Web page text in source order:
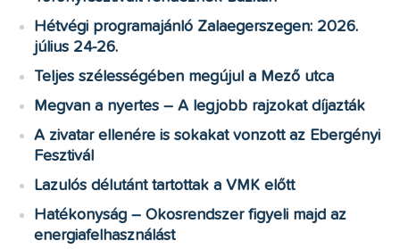
Hétvégi programajánló Zalaegerszegen: 2026.
július 24-26.
Teljes szélességében megújul a Mező utca
Megvan a nyertes – A legjobb rajzokat díjazták
A zivatar ellenére is sokakat vonzott az Ebergényi
Fesztivál
Lazulós délutánt tartottak a VMK előtt
Hatékonyság – Okosrendszer figyeli majd az
energiafelhasználást